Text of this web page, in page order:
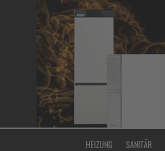
HEIZUNG SANITÄR